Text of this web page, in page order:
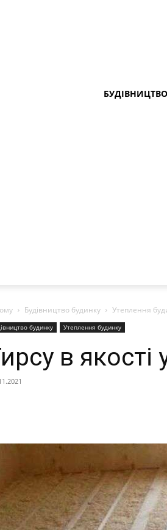
Будівництво будинку Утеплення
будинку Утеплення будинку
в